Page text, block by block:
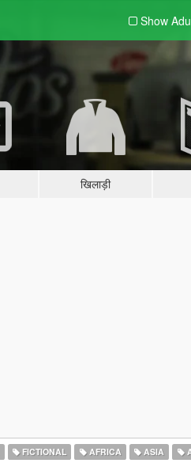
Show
खिलाड़ी
FICTIONAL AFRICA ASIA